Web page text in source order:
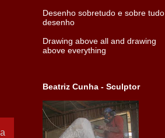
Desenho sobretudo e sobre tudo
desenho
Drawing above all and drawing
above everything
Beatriz Cunha - Sculptor